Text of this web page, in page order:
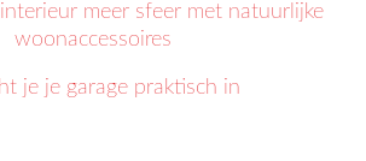
meer sfeer met natuurlijke
woonaccessoires
je je garage praktisch in